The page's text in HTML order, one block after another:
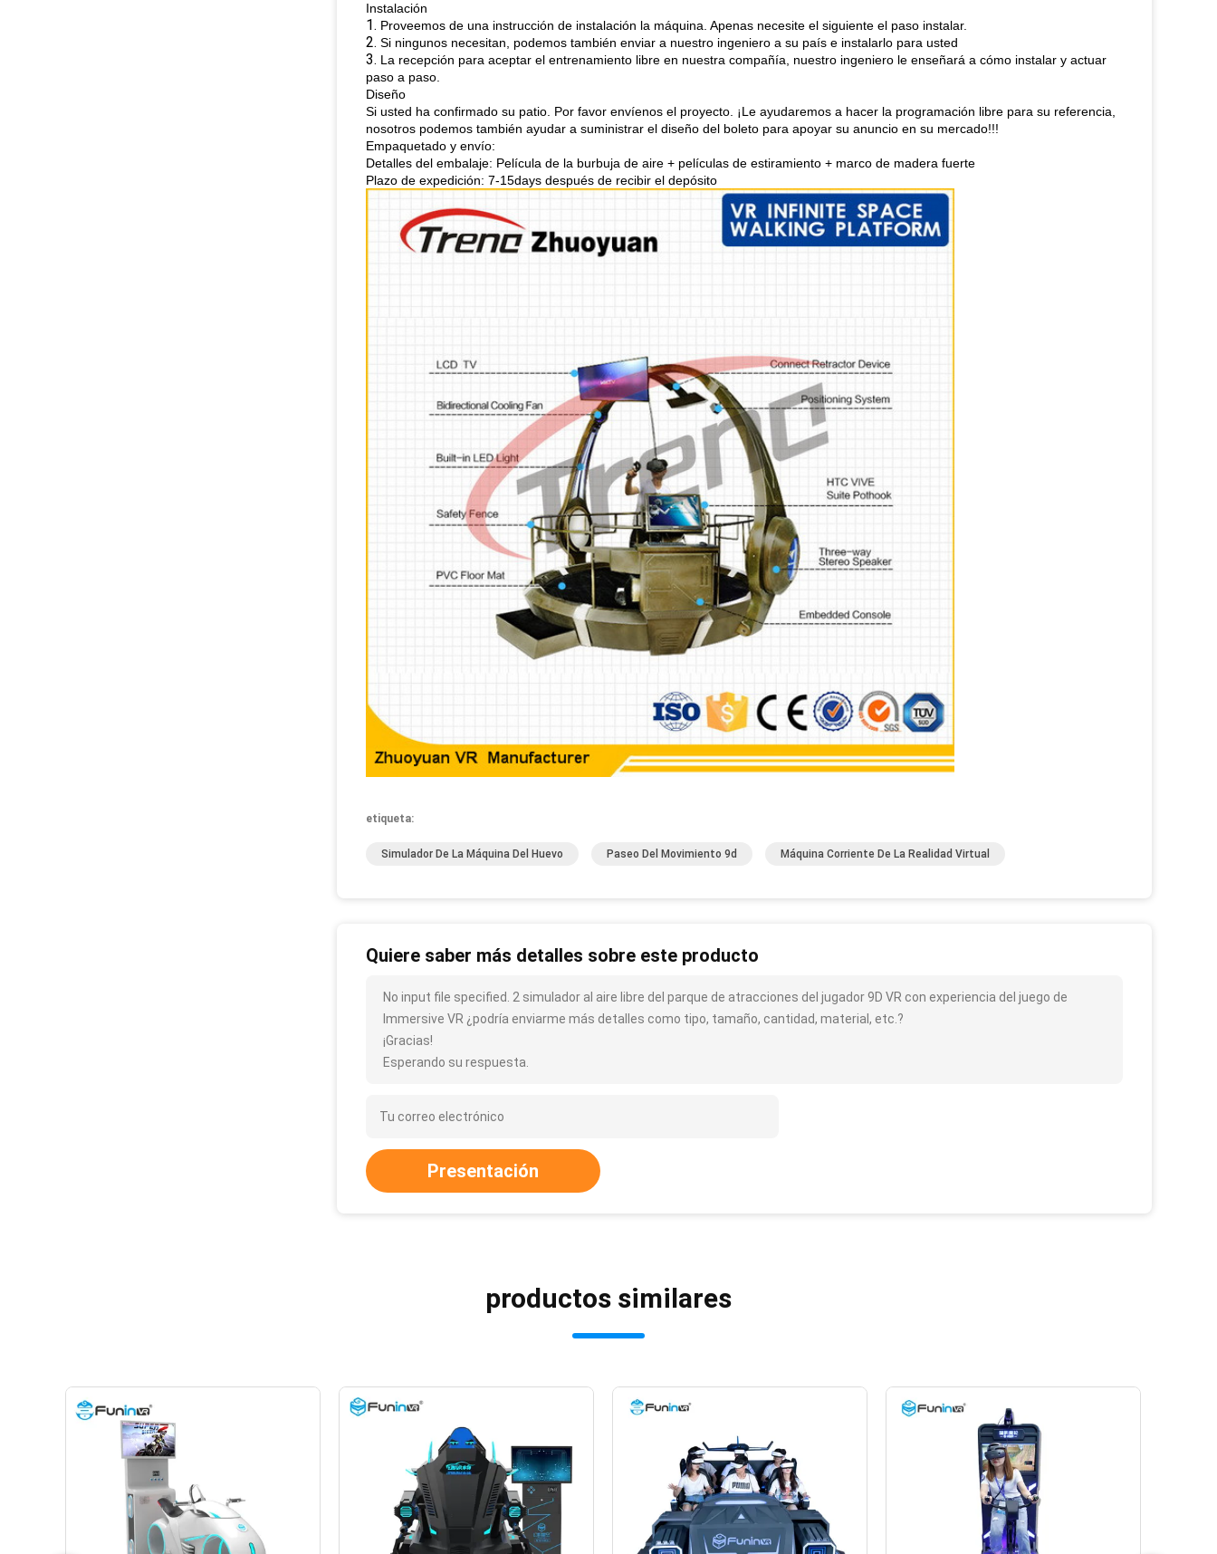
Instalación
1. Proveemos de una instrucción de instalación la máquina. Apenas necesite el siguiente el paso instalar.
2. Si ningunos necesitan, podemos también enviar a nuestro ingeniero a su país e instalarlo para usted
3. La recepción para aceptar el entrenamiento libre en nuestra compañía, nuestro ingeniero le enseñará a cómo instalar y actuar
paso a paso.
Diseño
Si usted ha confirmado su patio. Por favor envíenos el proyecto. ¡Le ayudaremos a hacer la programación libre para su referencia,
nosotros podemos también ayudar a suministrar el diseño del boleto para apoyar su anuncio en su mercado!!!
Empaquetado y envío:
Detalles del embalaje: Película de la burbuja de aire + películas de estiramiento + marco de madera fuerte
Plazo de expedición: 7-15days después de recibir el depósito
etiqueta:
Simulador De La Máquina Del Huevo Paseo Del Movimiento 9d Máquina Corriente De La Realidad Virtual
Quiere saber más detalles sobre este producto
No input file specified. 2 simulador al aire libre del parque de atracciones del jugador 9D VR con experiencia del juego de
Immersive VR ¿podría enviarme más detalles como tipo, tamaño, cantidad, material, etc.?
¡Gracias!
Esperando su respuesta.
Presentación
productos similares